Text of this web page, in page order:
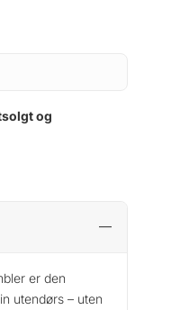
og
er den
utendørs – uten